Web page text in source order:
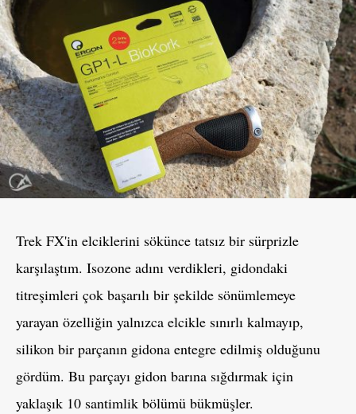
Trek FX'in elciklerini sökünce tatsız bir sürprizle
karşılaştım. Isozone adını verdikleri, gidondaki
titreşimleri çok başarılı bir şekilde sönümlemeye
yarayan özelliğin yalnızca elcikle sınırlı kalmayıp,
silikon bir parçanın gidona entegre edilmiş olduğunu
gördüm. Bu parçayı gidon barına sığdırmak için
yaklaşık 10 santimlik bölümü bükmüşler.